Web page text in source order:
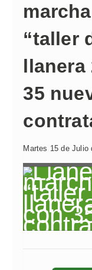
“taller
llanera
35
Martes 15 de Julio